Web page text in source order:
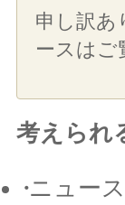
申し訳あ
ースはご
考えられ
ニュー